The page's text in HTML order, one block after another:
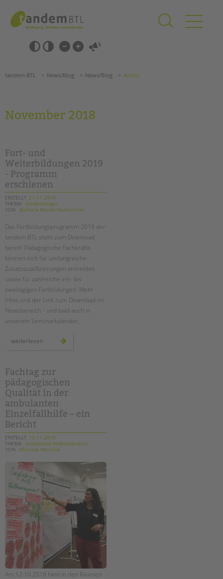
springen
Barrierefrei-
Einstellungen
überspringen
überspringen
Förderzentren
Kollegs
EFöB
Schulbezogene Sozialarbeit
Tagesgruppen
EINGLIEDERUNGSHILFE
BETREUTES WOHNEN
TANDEM BTL AKADEMIE
Zertfikatskurse
Seminarkalender
PROFIL | LEITBILD
Bereiche im Überblick
Kinder- und Jugendschutz
Unsere Videos
Gesellschafter VdK
schoolcoach BTL
tandem international
KARRIERE
Stellenangebote
tandem als Arbeitgeberin
NEWS/BLOG
unkuerzbar
Briefe an Kai
PRESSE
Suchen
tandem BTL News/Blog News/Blog Archiv
November 2018
Fort- und
Weiterbildungen 2019
- Programm
erschienen
ERSTELLT 21.11.2018
THEMA
Fortbildungen
VON
Barbara Brecht-Hadraschek
Das Fortbildungsprogramm 2019 der
tandem BTL steht zum Download
bereit. Pädagogische Fachkräfte
können sich für umfangreiche
Zusatzqualifizierungen anmelden
sowie für zahlreiche ein- bis
zweitägigen Fortbildungen. Mehr
Infos und der Link zum Download im
Newsbereich - und bald auch in
unserem Seminarkalender.
weiterlesen
programm
erschienen
Fachtag zur
pädagogischen
Qualität in der
ambulanten
Einzelfallhilfe – ein
Bericht
ERSTELLT 19.11.2018
THEMA Ambulante HilfenInklusion
VON
Melanie Weiland
Am 12.10.2018 fand in den Räumen